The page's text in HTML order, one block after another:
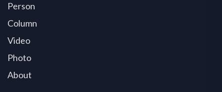
Person
Column
Video
Photo
About